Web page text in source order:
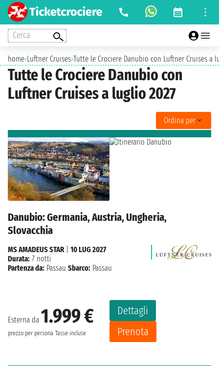
Cerca
home›Luftner Cruises›Tutte le Crociere Danubio con Luftner Cruises a
Tutte le Crociere Danubio con
Luftner Cruises a luglio 2027
Ordina per
Danubio: Germania, Austria, Ungheria,
Slovacchia
Esterna da 1.999 €
prezzo per persona Tasse incluse
Dettagli
Prenota
MS AMADEUS STAR
10 LUG 2027
Durata: 7 notti
Partenza da: Passau Sbarco: Passau